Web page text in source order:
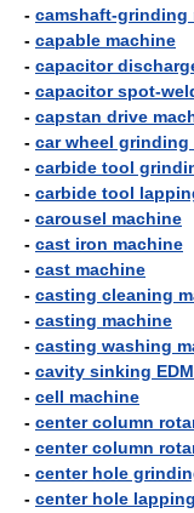
- camshaft-grinding
- capable machine
- capacitor
- capacitor spot-
- capstan drive
- car wheel grinding
- carbide tool
- carbide tool
- carousel machine
- cast iron machine
- cast machine
- casting cleaning
- casting machine
- casting washing
- cavity sinking
- cell machine
- center column
- center column
- center hole
- center hole